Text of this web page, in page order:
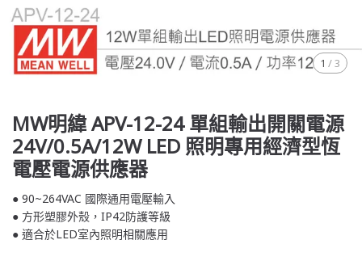
1 /3
MW明緯 APV-12-24 單組輸出開關電源
24V/0.5A/12W LED 照明專用經濟型恆
電壓電源供應器
● 90~264VAC 國際通用電壓輸入
● 方形塑膠外殼，IP42防護等級
● 適合於LED室內照明相關應用